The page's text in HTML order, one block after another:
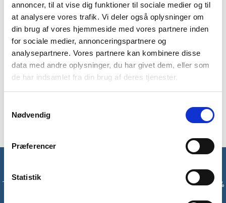
annoncer, til at vise dig funktioner til sociale medier og til
at analysere vores trafik. Vi deler også oplysninger om
din brug af vores hjemmeside med vores partnere inden
for sociale medier, annonceringspartnere og
analysepartnere. Vores partnere kan kombinere disse
data med andre oplysninger, du har givet dem, eller som
de har indsamlet fra din brug af deres tjenester.
Nødvendig
Præferencer
Statistik
BESKRIVELSE BRAND FAQ
DriStore LocTop opbevaringsposer med lukning fra
LifeVenture er vandtætte og praktiske til din tur. De er fuld
touchscreen kompatible, så du kan bruge dem til elektronik
mens, at det er beskyttet. De er lavet af holdbart tredobbelt
polymerfilm og så er de IPX8 klassificeret. De lukkes med en
TopLoc lås.
Tilmeld dig vores nyhedsbrev og modtag med det samme en 10%